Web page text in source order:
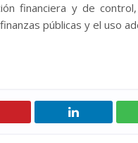
financiera y de
públicas y el uso